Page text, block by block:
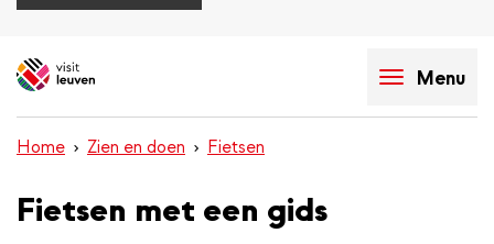
en
inhoud
Menu
Home Zien en doen Fietsen
Fietsen met een gids